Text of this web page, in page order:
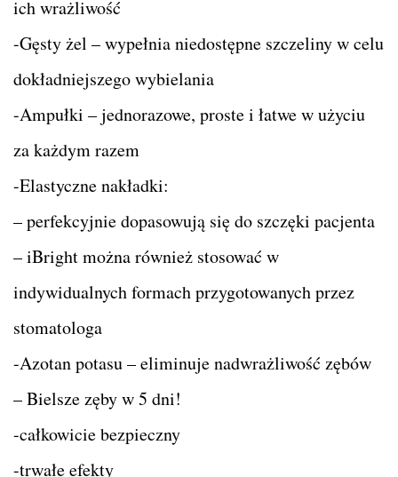
ich wrażliwość
-Gęsty żel – wypełnia niedostępne szczeliny w celu
dokładniejszego wybielania
-Ampułki – jednorazowe, proste i łatwe w użyciu
za każdym razem
-Elastyczne nakładki:
– perfekcyjnie dopasowują się do szczęki pacjenta
– iBright można również stosować w
indywidualnych formach przygotowanych przez
stomatologa
-Azotan potasu – eliminuje nadwrażliwość zębów
– Bielsze zęby w 5 dni!
-całkowicie bezpieczny
-trwałe efekty